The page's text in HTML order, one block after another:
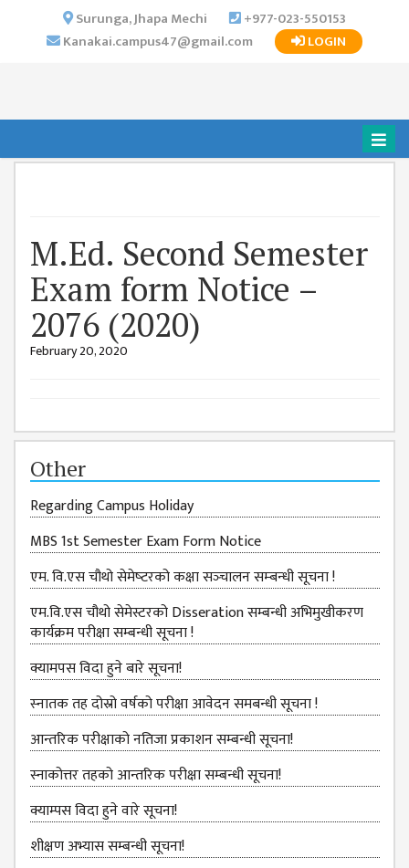
INSTITUTIONAL
MAJOR
STRATEGIES
ORGANIZATIONAL
STRUCTURE
ACTIVITIES &
CHALLENGES
KMC SOCIAL
PROGRESS
STRATEGIC PLAN
STATUTE
VALUABLE
SUPPORTER
INSTITUTIONAL
INDIVIDUAL
OUR TEAM
CAMPUS
WINGS
CAMPUS
GENERAL
ASSEMBLY
Surunga, Jhapa Mechi
+977-023-550153
Kanakai.campus47@gmail.com
LOGIN
M.Ed. Second Semester
Exam form Notice –
2076 (2020)
February 20, 2020
Other
Regarding Campus Holiday
MBS 1st Semester Exam Form Notice
एम. वि.एस चौथो सेमेष्‍टरको कक्षा सञ्‍चालन सम्‍बन्‍धी सूचना !
एम.वि.एस चौथो सेमेस्टरको Disseration सम्बन्धी अभिमुखीकरण
कार्यक्रम परीक्षा सम्बन्धी सूचना !
क्यामपस विदा हुने बारे सूचना!
स्‍नातक तह दोस्रो वर्षको परीक्षा आवेदन समबन्धी सूचना !
आन्तरिक परीक्षाको नतिजा प्रकाशन सम्बन्धी सूचना!
स्नाकोत्तर तहको आन्तरिक परीक्षा सम्बन्धी सूचना!
क्याम्पस विदा हुने वारे सूचना!
शीक्षण अभ्यास सम्बन्धी सूचना!